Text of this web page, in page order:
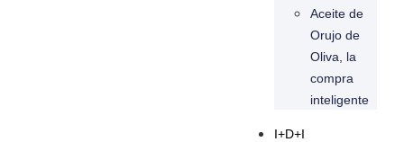
Aceite de
Orujo de
Oliva, la
compra
inteligente
I+D+I